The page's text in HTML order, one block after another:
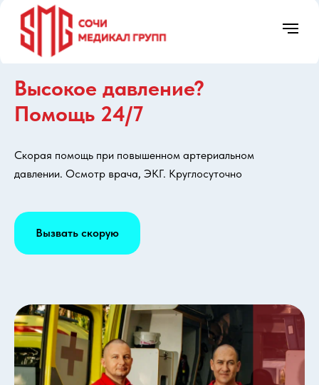
Круглосуточно
Высокое давление?
Помощь 24/7
Скорая помощь при повышенном артериальном
давлении. Осмотр врача, ЭКГ. Круглосуточно
Вызвать скорую